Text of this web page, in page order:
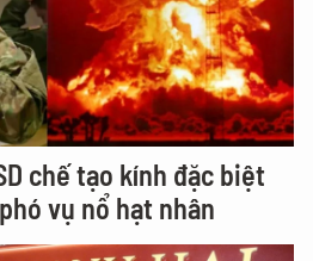
chế tạo kính đặc biệt
vụ nổ hạt nhân